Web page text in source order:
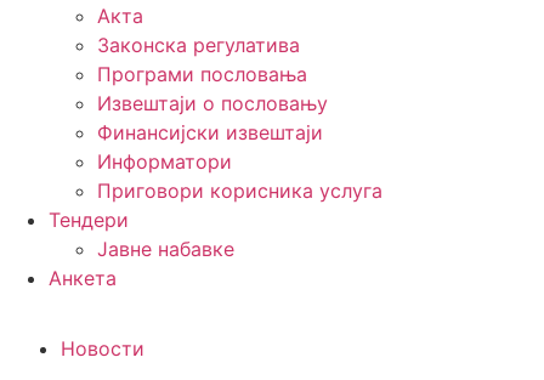
Акта
Законска регулатива
Програми пословања
Извештаји о пословању
Финансијски извештаји
Информатори
Приговори корисника услуга
Тендери
Јавне набавке
Анкета
Новости